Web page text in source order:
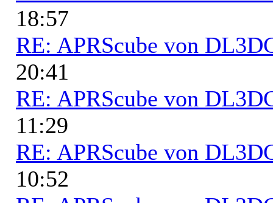
18:57
RE: APRScube von
20:41
RE: APRScube von
11:29
RE: APRScube von
10:52